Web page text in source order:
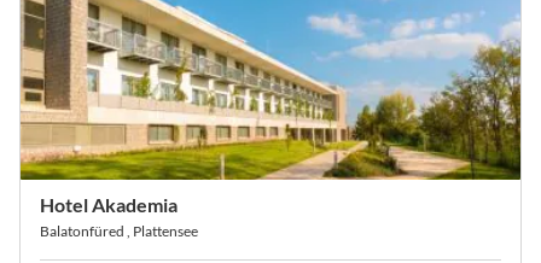
Hotel Akademia
Balatonfüred , Plattensee